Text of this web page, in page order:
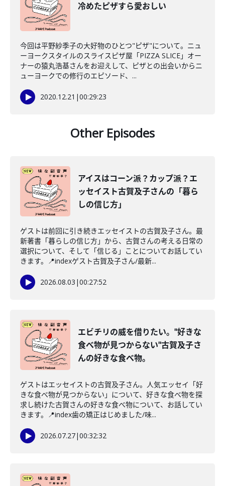
冷めたピザすら愛おしい
今回は平野紗季子の大好物のひとつ"ピザ"について。ニュ
ーヨークスタイルのスライスピザ屋「PIZZA SLICE」オー
ナーの猿丸浩基さんをお迎えして、ピザとの出会いからニ
ューヨークでの修行のエピソード、...
2020.12.21 |00:29:23
Other Episodes
アイスはコーン派？カップ派？エ
ッセイスト古賀及子さんの「暮ら
しの信じ方」
ゲストは前回に引き続きエッセイストの古賀及子さん。最
新著書「暮らしの信じ方」から、古賀さんの考える日常の
選択について、そして「信じる」ことについてお話してい
きます。📍indexゲスト古賀及子さん/最新...
2026.08.03 |00:27:52
エビチリの威を借りたい。"好きな
食べ物が見つからない"古賀及子さ
んの好きな食べ物。
ゲストはエッセイストの古賀及子さん。人気エッセイ「好
きな食べ物が見つからない」について、好きな食べ物を探
求し続けた古賀さんの好きな食べ物について、お話してい
きます。📍index歯の矯正はじめました/味...
2026.07.27|00:32:32